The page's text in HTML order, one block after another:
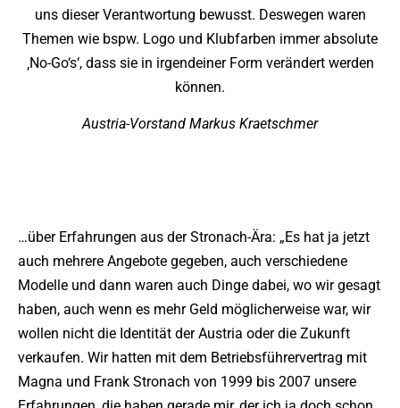
uns dieser Verantwortung bewusst. Deswegen waren
Themen wie bspw. Logo und Klubfarben immer absolute
‚No-Go‘s‘, dass sie in irgendeiner Form verändert werden
können.
Austria-Vorstand Markus Kraetschmer
…über Erfahrungen aus der Stronach-Ära: „Es hat ja jetzt
auch mehrere Angebote gegeben, auch verschiedene
Modelle und dann waren auch Dinge dabei, wo wir gesagt
haben, auch wenn es mehr Geld möglicherweise war, wir
wollen nicht die Identität der Austria oder die Zukunft
verkaufen. Wir hatten mit dem Betriebsführervertrag mit
Magna und Frank Stronach von 1999 bis 2007 unsere